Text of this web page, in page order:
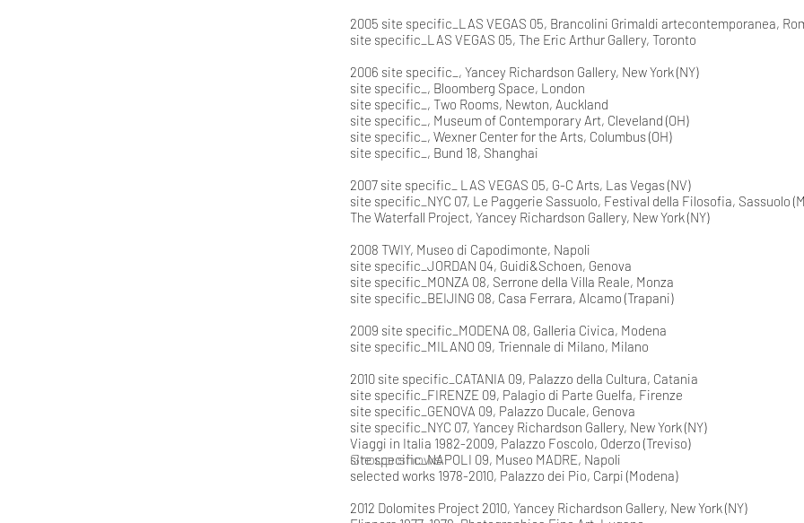
2005 site specific_LAS VEGAS 05, Brancolini Grimaldi artecontemporanea,
site specific_LAS VEGAS 05, The Eric Arthur Gallery, Toronto
2006 site specific_, Yancey Richardson Gallery, New York (NY)
site specific_, Bloomberg Space, London
site specific_, Two Rooms, Newton, Auckland
site specific_, Museum of Contemporary Art, Cleveland (OH)
site specific_, Wexner Center for the Arts, Columbus (OH)
site specific_, Bund 18, Shanghai
2007 site specific_ LAS VEGAS 05, G-C Arts, Las Vegas (NV)
site specific_NYC 07, Le Paggerie Sassuolo, Festival della Filosofia, Sassuolo
The Waterfall Project, Yancey Richardson Gallery, New York (NY)
2008 TWIY, Museo di Capodimonte, Napoli
site specific_JORDAN 04, Guidi&Schoen, Genova
site specific_MONZA 08, Serrone della Villa Reale, Monza
site specific_BEIJING 08, Casa Ferrara, Alcamo (Trapani)
2009 site specific_MODENA 08, Galleria Civica, Modena
site specific_MILANO 09, Triennale di Milano, Milano
2010 site specific_CATANIA 09, Palazzo della Cultura, Catania
site specific_FIRENZE 09, Palagio di Parte Guelfa, Firenze
site specific_GENOVA 09, Palazzo Ducale, Genova
site specific_NYC 07, Yancey Richardson Gallery, New York (NY)
Viaggi in Italia 1982-2009, Palazzo Foscolo, Oderzo (Treviso)
site specific_NAPOLI 09, Museo MADRE, Napoli
selected works 1978-2010, Palazzo dei Pio, Carpi (Modena)
2012 Dolomites Project 2010, Yancey Richardson Gallery, New York (NY)
Group shows